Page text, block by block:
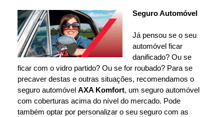
Seguro Automóvel
Já pensou se o seu
automóvel ficar
danificado? Ou se
ficar com o vidro partido? Ou se for roubado? Para se
precaver destas e outras situações, recomendamos o
seguro automóvel AXA Komfort, um seguro automóvel
com coberturas acima do nível do mercado. Pode
também optar por personalizar o seu seguro com as